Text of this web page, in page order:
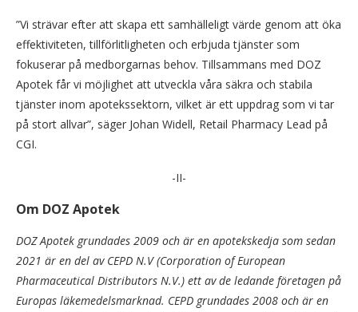
”Vi strävar efter att skapa ett samhälleligt värde genom att öka
effektiviteten, tillförlitligheten och erbjuda tjänster som
fokuserar på medborgarnas behov. Tillsammans med DOZ
Apotek får vi möjlighet att utveckla våra säkra och stabila
tjänster inom apotekssektorn, vilket är ett uppdrag som vi tar
på stort allvar”, säger Johan Widell, Retail Pharmacy Lead på
CGI.
-II-
Om DOZ Apotek
DOZ Apotek grundades 2009 och är en apotekskedja som sedan
2021 är en del av CEPD N.V (Corporation of European
Pharmaceutical Distributors N.V.) ett av de ledande företagen på
Europas läkemedelsmarknad. CEPD grundades 2008 och är en